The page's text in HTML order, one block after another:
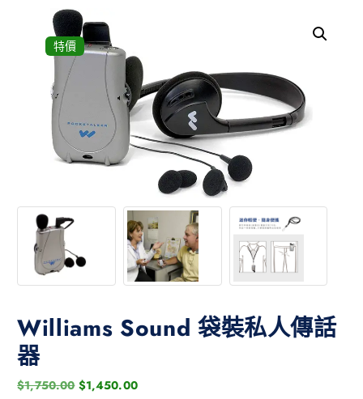
特價
Williams Sound 袋裝私人傳話
器
$1,750.00 $1,450.00